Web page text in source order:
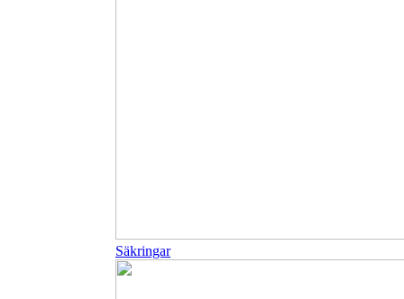
Säkringar